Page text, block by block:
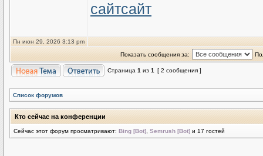
сайтсайт
Пн июн 29, 2026 3:13 pm
Показать сообщения за:
Страница 1 из 1 [ 2 сообщения ]
Список форумов
Кто сейчас на конференции
Сейчас этот форум просматривают: Bing [Bot] Semrush [Bot] и 17 гостей